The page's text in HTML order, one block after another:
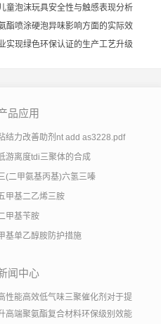
童泡沫玩具安全性与触感表现分析
酯喷涂硬泡异味影响方面的实际效
实现绿色环保认证的生产工艺升级
品应用
结力改善助剂nt add as3228.pdf
游离度tdi三聚体的合成
(二甲氨基丙基)六氢三嗪
甲基二乙烯三胺
甲基苄胺
基单乙醇胺防护措施
闻中心
性能高效低气味三聚催化剂对于提
高端聚氨酯复合材料环保级别效能